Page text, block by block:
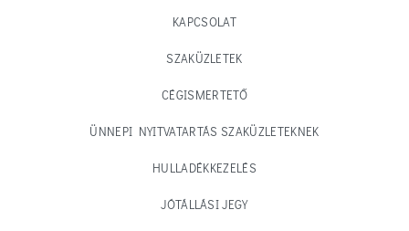
KAPCSOLAT
SZAKÜZLETEK
CÉGISMERTETŐ
ÜNNEPI NYITVATARTÁS SZAKÜZLETEKNEK
HULLADÉKKEZELÉS
JÓTÁLLÁSI JEGY